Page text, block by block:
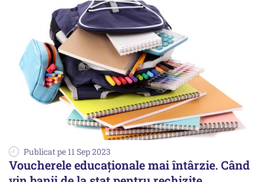
Publicat pe 11 Sep 2023
Voucherele educaţionale mai întârzie. Când